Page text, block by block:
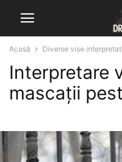
Acasă Diverse vise
Interpretare
mascații